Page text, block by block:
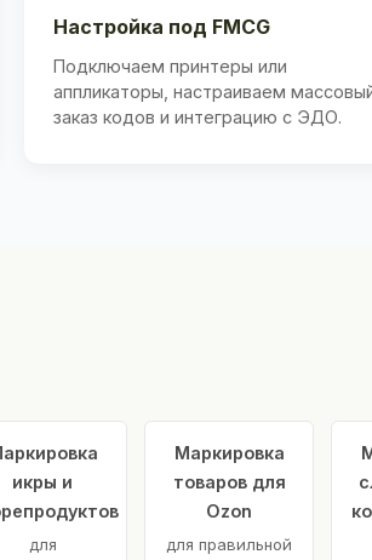
Настройка под FMCG
Подключаем принтеры или
аппликаторы, настраиваем
заказ кодов и интеграцию с ЭДО.
икры и
для
Маркировка
товаров для
Ozon
для правильной